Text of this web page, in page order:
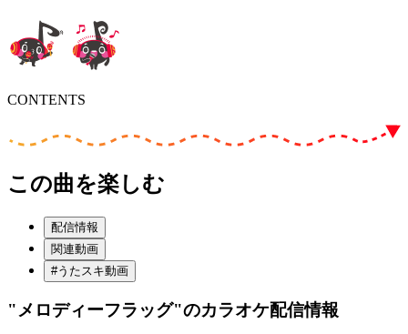
CONTENTS
この曲を楽しむ
配信情報
関連動画
#うたスキ動画
"メロディーフラッグ"のカラオケ配信情報